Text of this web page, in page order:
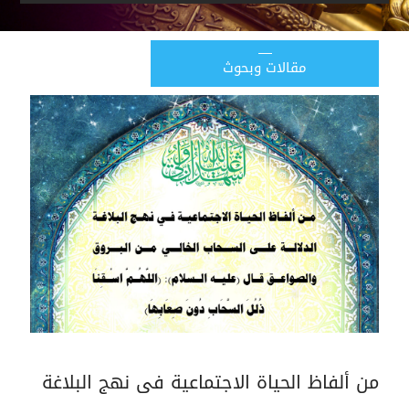
مقالات وبحوث
من ألفاظ الحياة الاجتماعية في نهج البلاغة